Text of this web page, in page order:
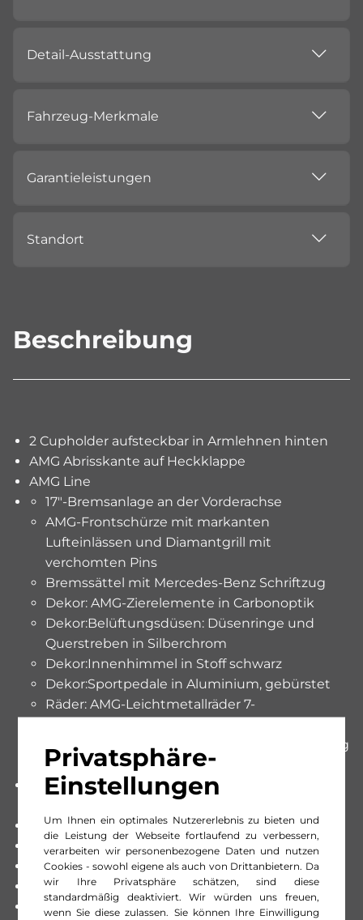
Privatsphäre-
Einstellungen
Um Ihnen ein optimales Nutzererlebnis zu bieten und
die Leistung der Webseite fortlaufend zu verbessern,
verarbeiten wir personenbezogene Daten und nutzen
Cookies - sowohl eigene als auch von Drittanbietern. Da
wir Ihre Privatsphäre schätzen, sind diese
standardmäßig deaktiviert. Wir würden uns freuen,
wenn Sie diese zulassen. Sie können Ihre Einwilligung
Detail-Ausstattung
Fahrzeug-Merkmale
Garantieleistungen
Standort
Beschreibung
2 Cupholder aufsteckbar in Armlehnen hinten
AMG Abrisskante auf Heckklappe
AMG Line
17"-Bremsanlage an der Vorderachse
AMG-Frontschürze mit markanten
Lufteinlässen und Diamantgrill mit
verchomten Pins
Bremssättel mit Mercedes-Benz Schriftzug
Dekor: AMG-Zierelemente in Carbonoptik
Dekor:Belüftungsdüsen: Düsenringe und
Querstreben in Silberchrom
Dekor:Innenhimmel in Stoff schwarz
Dekor:Sportpedale in Aluminium, gebürstet
Räder: AMG-Leichtmetallräder 7-
Seitenschweller ohne Unterbodenverkleidung
seitlich
Assist: Abstandsregel-Tempomat DISTRONIC
Assist: Aktiver Bremsassistent BAS PLUS
Assist: Totwinkel-Assistent
Colorverglasung im Fond, Schwarzglas
Dekor:Innenhimmel in Stoff schwarz
Fussmatten Velours für Fahrer- und Beifahrer